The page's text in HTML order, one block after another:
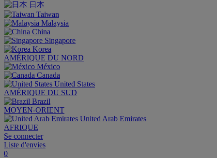
日本
Taiwan
Malaysia
China
Singapore
Korea
AMÉRIQUE DU NORD
México
Canada
United States
AMÉRIQUE DU SUD
Brazil
MOYEN-ORIENT
United Arab Emirates
AFRIQUE
Se connecter
Liste d'envies
0